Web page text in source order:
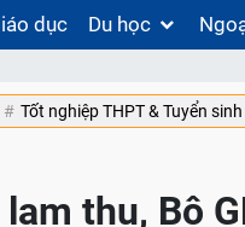
dục Du học
Tốt nghiệp THPT & Tuyển
thu, Bộ